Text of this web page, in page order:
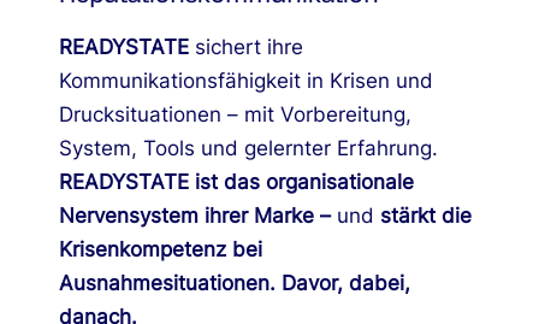
READYSTATE sichert ihre
Kommunikationsfähigkeit in Krisen und
Drucksituationen – mit Vorbereitung,
System, Tools und gelernter Erfahrung.
READYSTATE ist das organisationale
Nervensystem ihrer Marke – und stärkt die
Krisenkompetenz bei
Ausnahmesituationen. Davor, dabei,
danach.